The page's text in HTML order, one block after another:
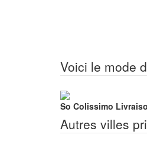
Voici le mode
So Colissimo
Autres villes